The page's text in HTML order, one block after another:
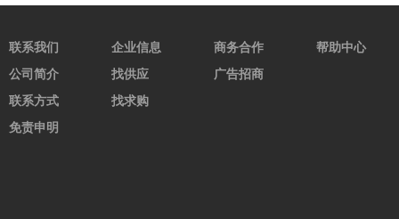
联系我们
公司简介
联系方式
免责申明
企业信息
找供应
找求购
商务合作
广告招商
帮助中心